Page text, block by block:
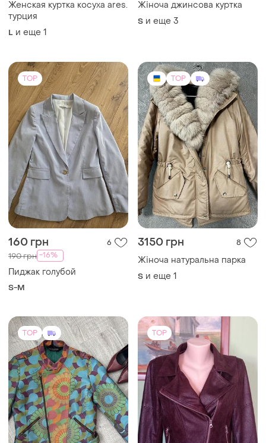
Женская куртка косуха ares.
турция
L и еще 1
Жіноча джинсова куртка
S и еще 3
TOP
160 грн 6
190 грн -16%
Пиджак голубой
S-M
TOP
3150 грн 8
Жіноча натуральна парка
S и еще 1
TOP TOP